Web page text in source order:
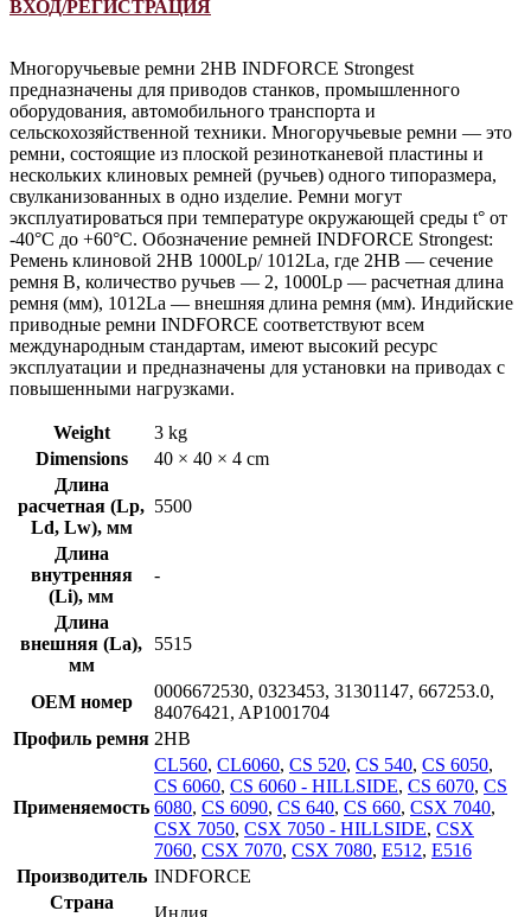
ВХОД/РЕГИСТРАЦИЯ
Многоручьевые ремни 2HB INDFORCE Strongest
предназначены для приводов станков, промышленного
оборудования, автомобильного транспорта и
сельскохозяйственной техники. Многоручьевые ремни — это
ремни, состоящие из плоской резинотканевой пластины и
нескольких клиновых ремней (ручьев) одного типоразмера,
свулканизованных в одно изделие. Ремни могут
эксплуатироваться при температуре окружающей среды t° от
-40°С до +60°С. Обозначение ремней INDFORCE Strongest:
Ремень клиновой 2HB 1000Lp/ 1012La, где 2HB — сечение
ремня B, количество ручьев — 2, 1000Lp — расчетная длина
ремня (мм), 1012La — внешняя длина ремня (мм). Индийские
приводные ремни INDFORCE соответствуют всем
международным стандартам, имеют высокий ресурс
эксплуатации и предназначены для установки на приводах с
повышенными нагрузками.
Weight
3 kg
Dimensions
40 × 40 × 4 cm
Длина
расчетная (Lp,
Ld, Lw), мм
5500
Длина
внутренняя
(Li), мм
-
Длина
внешняя (La),
мм
5515
OEM номер
0006672530, 0323453, 31301147, 667253.0,
84076421, AP1001704
Профиль ремня 2HB
Применяемость
CL560, CL6060, CS 520, CS 540, CS 6050,
CS 6060, CS 6060 - HILLSIDE, CS 6070, CS
6080, CS 6090, CS 640, CS 660, CSX 7040,
CSX 7050, CSX 7050 - HILLSIDE, CSX
7060, CSX 7070, CSX 7080, E512, E516
Производитель INDFORCE
Страна
Индия